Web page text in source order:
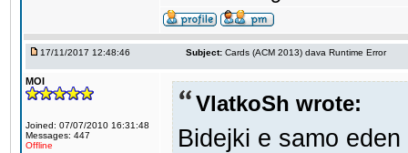
17/11/2017 12:48:46 Subject: Cards (ACM 2013) dava Runtime Error
MOI
Joined: 07/07/2010 16:31:48
Messages: 447
Offline
VlatkoSh wrote:
Bidejki e samo